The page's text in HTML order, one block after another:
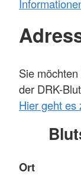
Sie
der DRK-
Hier geht es
Ort